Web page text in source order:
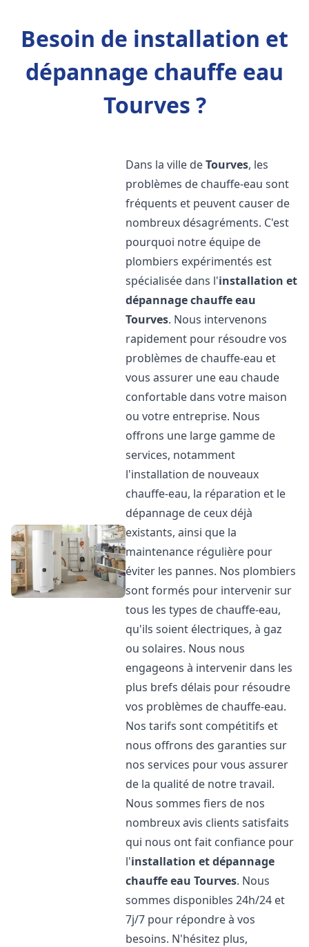
Besoin de installation et
dépannage chauffe eau
Tourves ?
Dans la ville deTourves, les
problèmes de chauffe-eau sont
fréquents et peuvent causer de
nombreux désagréments. C'est
pourquoi notre équipe de
plombiers expérimentés est
spécialisée dans l'installation et
dépannage chauffe eau
Tourves. Nous intervenons
rapidement pour résoudre vos
problèmes de chauffe-eau et
vous assurer une eau chaude
confortable dans votre maison
ou votre entreprise. Nous
offrons une large gamme de
services, notamment
l'installation de nouveaux
chauffe-eau, la réparation et le
dépannage de ceux déjà
existants, ainsi que la
maintenance régulière pour
éviter les pannes. Nos plombiers
sont formés pour intervenir sur
tous les types de chauffe-eau,
qu'ils soient électriques, à gaz
ou solaires. Nous nous
engageons à intervenir dans les
plus brefs délais pour résoudre
vos problèmes de chauffe-eau.
Nos tarifs sont compétitifs et
nous offrons des garanties sur
nos services pour vous assurer
de la qualité de notre travail.
Nous sommes fiers de nos
nombreux avis clients satisfaits
qui nous ont fait confiance pour
l'installation et dépannage
chauffe eau Tourves. Nous
sommes disponibles 24h/24 et
7j/7 pour répondre à vos
besoins. N'hésitez plus,